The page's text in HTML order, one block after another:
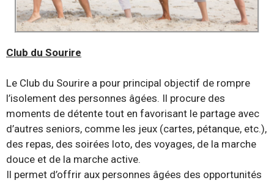
Club du Sourire
Le Club du Sourire a pour principal objectif de rompre
l’isolement des personnes âgées. Il procure des
moments de détente tout en favorisant le partage avec
d’autres seniors, comme les jeux (cartes, pétanque, etc.),
des repas, des soirées loto, des voyages, de la marche
douce et de la marche active.
Il permet d’offrir aux personnes âgées des opportunités